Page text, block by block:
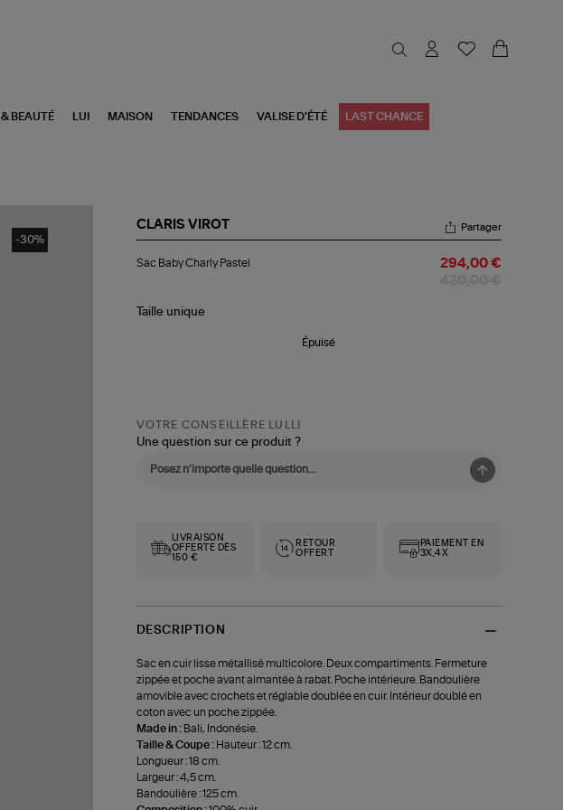
BEAUTÉ LUI MAISON TENDANCES VALISE D'ÉTÉ LAST CHANCE
-30%
CLARIS VIROT
Baby
Partager
Sac Baby Charly Pastel 294,00 €
Taille unique
Épuisé
VOTRE CONSEILLÈRE LULLI
Une question sur ce produit ?
LIVRAISON
OFFERTE DÈS
150 €
RETOUR
OFFERT
PAIEMENT EN
3X,4X
DESCRIPTION
Sac en cuir lisse métallisé multicolore. Deux compartiments. Fermeture
zippée et poche avant aimantée à rabat. Poche intérieure. Bandoulière
amovible avec crochets et réglable doublée en cuir. Intérieur doublé en
coton avec un poche zippée.
Made in : Bali, Indonésie.
Taille & Coupe : Hauteur : 12 cm.
Longueur : 18 cm.
Largeur : 4,5 cm.
Bandoulière : 125 cm.